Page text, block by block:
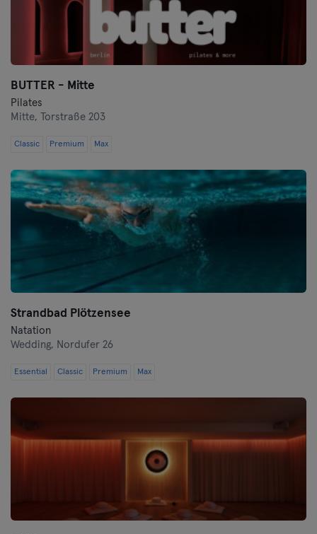
BUTTER - Mitte
Pilates
Mitte,
Torstraße 203
Classic Premium Max
Strandbad Plötzensee
Natation
Wedding, Nordufer 26
Essential Classic Premium Max